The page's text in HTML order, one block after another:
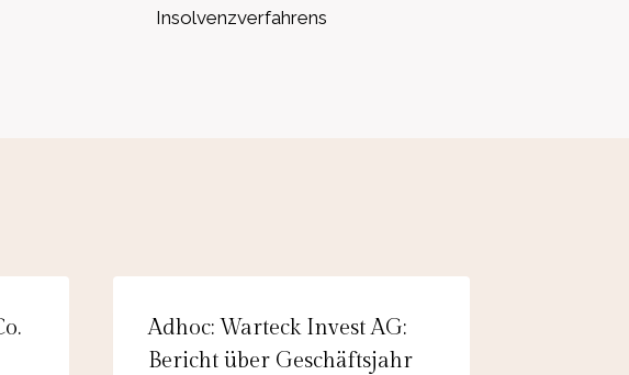
Insolvenzverfahrens
Adhoc: Warteck Invest AG:
Bericht über Geschäftsjahr